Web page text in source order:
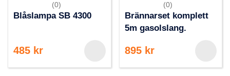
(0)
Blåslampa SB 4300
485 kr
(0)
Brännarset komplett
5m gasolslang.
895 kr